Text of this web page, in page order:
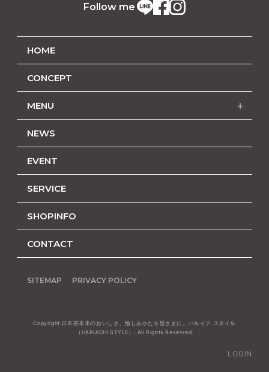
Follow me
HOME
CONCEPT
MENU
NEWS
EVENT
SERVICE
SHOPINFO
CONTACT
SITEMAP PRIVACY POLICY
Copyright.日本茶本来のおいしさ、愉しみかたを皆さまに。ハルイチ スタイル
（HARUICHI STYLE）. All Rights Reserved.
LOGIN